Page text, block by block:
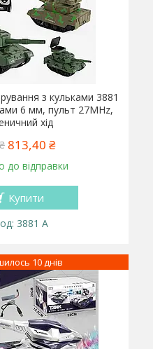
з кульками 3881
6 мм, пульт 27MHz,
хід
813,40 ₴
до відправки
Купити
3881 A
10 днів